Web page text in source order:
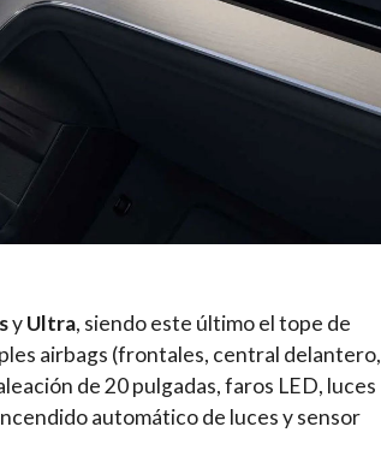
yUltra, siendo este último el tope de
airbags (frontales, central delantero,
de 20 pulgadas, faros LED, luces
automático de luces y sensor